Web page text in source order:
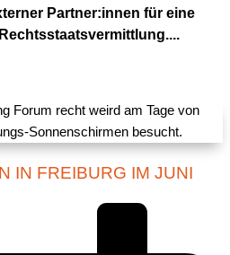
Partner:innen für eine
IN FREIBURG IM JUNI